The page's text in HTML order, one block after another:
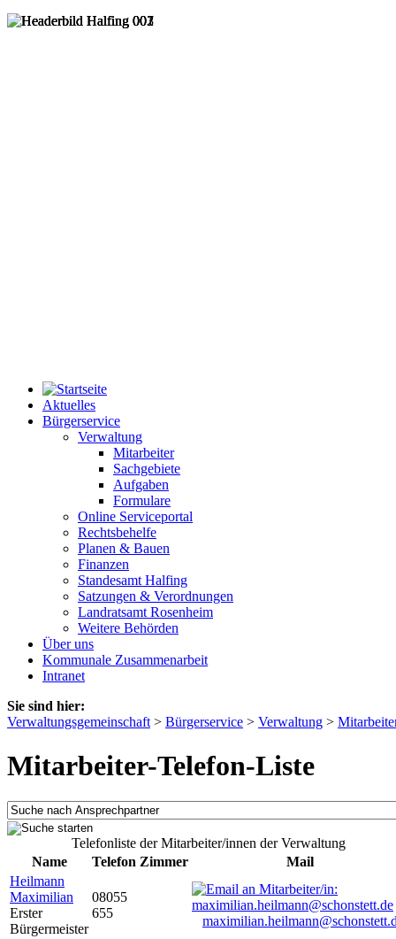
Aktuelles
Bürgerservice
Verwaltung
Mitarbeiter
Sachgebiete
Aufgaben
Formulare
Online Serviceportal
Rechtsbehelfe
Planen & Bauen
Finanzen
Standesamt Halfing
Satzungen & Verordnungen
Landratsamt Rosenheim
Weitere Behörden
Über uns
Kommunale Zusammenarbeit
Intranet
Sie sind hier:
Verwaltungsgemeinschaft > Bürgerservice > Verwaltung >
Mitarbeiter-Telefon-Liste
Telefonliste der Mitarbeiter/innen der Verwaltung
Name
Telefon Zimmer
Mail
Heilmann
Maximilian
Erster
Bürgermeister
08055
655